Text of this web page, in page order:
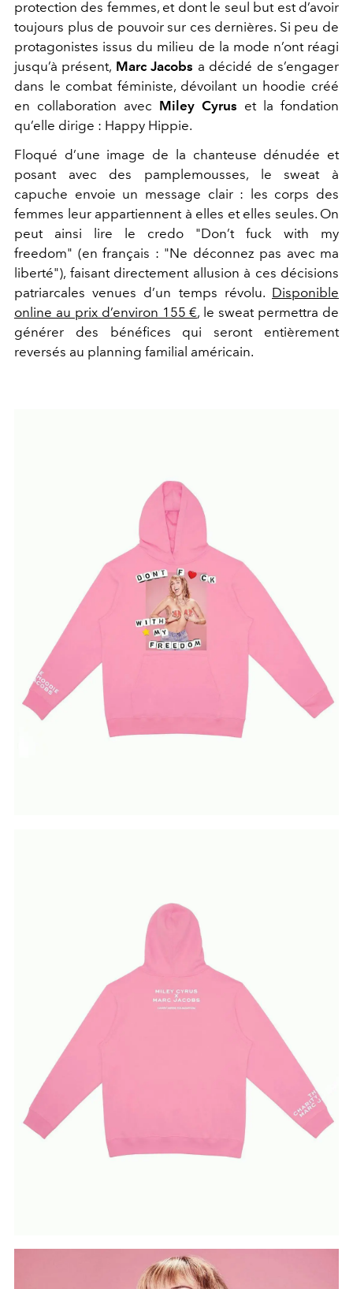
protection des femmes, et dont le seul but est d’avoir
toujours plus de pouvoir sur ces dernières. Si peu de
protagonistes issus du milieu de la mode n’ont réagi
jusqu’à présent, Marc Jacobs a décidé de s’engager
dans le combat féministe, dévoilant un hoodie créé
en collaboration avec Miley Cyrus et la fondation
qu’elle dirige : Happy Hippie.
Floqué d’une image de la chanteuse dénudée et
posant avec des pamplemousses, le sweat à
capuche envoie un message clair : les corps des
femmes leur appartiennent à elles et elles seules. On
peut ainsi lire le credo "Don’t fuck with my
freedom" (en français : "Ne déconnez pas avec ma
liberté"), faisant directement allusion à ces décisions
patriarcales venues d’un temps révolu. Disponible
online au prix d’environ 155 €, le sweat permettra de
générer des bénéfices qui seront entièrement
reversés au planning familial américain.